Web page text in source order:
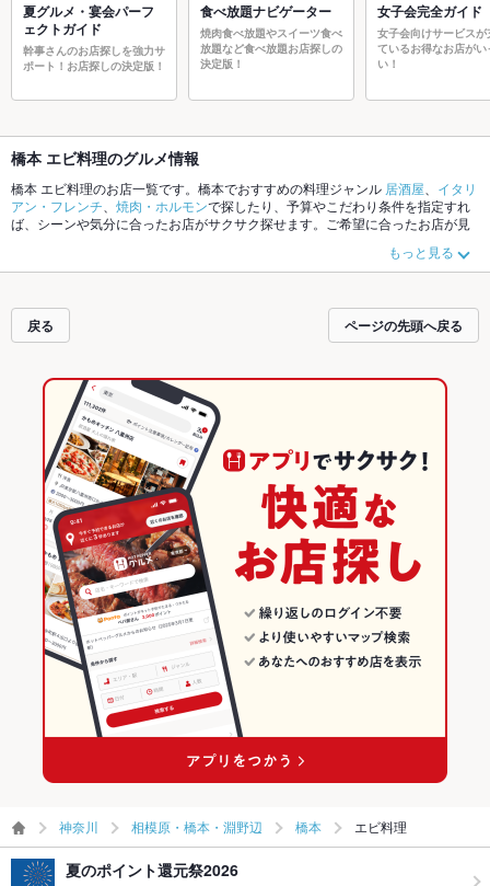
夏グルメ・宴会パーフ
ェクトガイド
幹事さんのお店探しを強力サ
ポート！お店探しの決定版！
食べ放題ナビゲーター
焼肉食べ放題やスイーツ食べ
放題など食べ放題お店探しの
決定版！
女子会完全ガイド
女子会向けサービスが
ているお得なお店がい
い！
橋本 エビ料理のグルメ情報
橋本 エビ料理のお店一覧です。橋本でおすすめの料理ジャンル 居酒屋
イタリ
アン・フレンチ
焼肉・ホルモンで探したり、予算やこだわり条件を指定すれ
ば、シーンや気分に合ったお店がサクサク探せます。ご希望に合ったお店が見
ださい。ホットペッパーグルメなら、お得なクーポンはもちろん、こだわりメ
ニューからあげ、お茶漬け、牛タンや季節のおすすめ料理など、お店の最新情
店も拡大中です。友達どうしの飲み会にも、会社の宴会にも、デートやパーテ
ィーにもお得に便利にホットペッパーグルメをご利用ください。
もっと見る
戻る ページの先頭へ戻る
神奈川 相模原・橋本・淵野辺 橋本 エビ料理
夏のポイント還元祭2026